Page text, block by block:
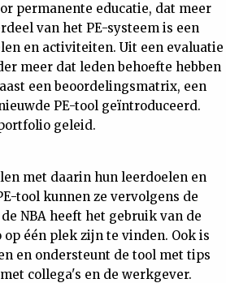
permanente educatie, dat meer
van het PE-systeem is een
en activiteiten. Uit een evaluatie
meer dat leden behoefte hebben
een beoordelingsmatrix, een
PE-tool geïntroduceerd.
geleid.
met daarin hun leerdoelen en
tool kunnen ze vervolgens de
NBA heeft het gebruik van de
één plek zijn te vinden. Ook is
en ondersteunt de tool met tips
collega's en de werkgever.